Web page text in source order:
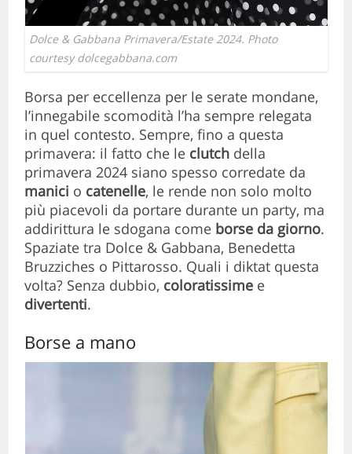
Dolce & Gabbana Primavera/Estate 2024. Photo
courtesy dolcegabbana.com
Borsa per eccellenza per le serate mondane,
l’innegabile scomodità l’ha sempre relegata
in quel contesto. Sempre, fino a questa
primavera: il fatto che le clutch della
primavera 2024 siano spesso corredate da
manici o catenelle, le rende non solo molto
più piacevoli da portare durante un party, ma
addirittura le sdogana come borse da giorno.
Spaziate tra Dolce & Gabbana, Benedetta
Bruzziches o Pittarosso. Quali i diktat questa
volta? Senza dubbio, coloratissime e
divertenti.
Borse a mano